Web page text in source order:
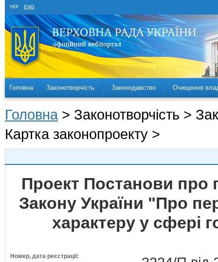
УКР ENG
Головна Законотворчість Законодавство Очищення
Головна > Законотворчість >
Картка законопроекту >
Проект Постанови про
Закону України "Про
характеру у сфері
Номер, дата реєстрації: